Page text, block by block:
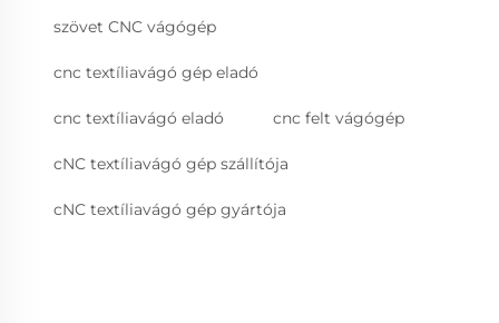
szövet CNC vágógép
cnc textíliavágó gép eladó
cnc textíliavágó eladó cnc felt vágógép
cNC textíliavágó gép szállítója
cNC textíliavágó gép gyártója